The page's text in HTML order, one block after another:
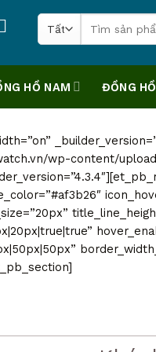
Tìm
kiếm:
HỒ NAM ĐỒNG
wp-content/